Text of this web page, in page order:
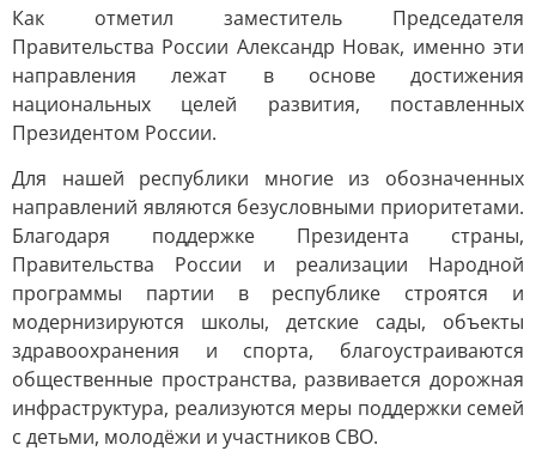
Как отметил заместитель Председателя
Правительства России Александр Новак, именно эти
направления лежат в основе достижения
национальных целей развития, поставленных
Президентом России.
Для нашей республики многие из обозначенных
направлений являются безусловными приоритетами.
Благодаря поддержке Президента страны,
Правительства России и реализации Народной
программы партии в республике строятся и
модернизируются школы, детские сады, объекты
здравоохранения и спорта, благоустраиваются
общественные пространства, развивается дорожная
инфраструктура, реализуются меры поддержки семей
с детьми, молодёжи и участников СВО.